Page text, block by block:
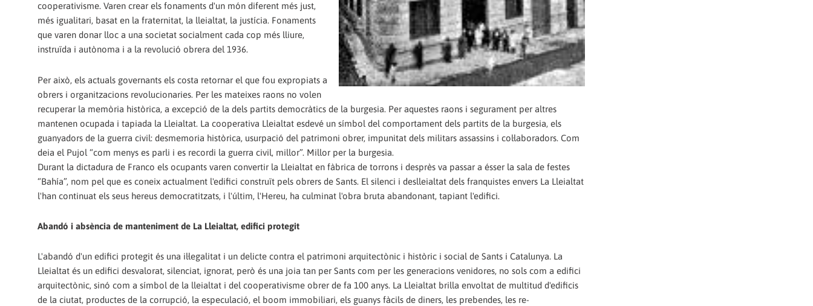
cooperativisme. Varen crear els fonaments d'un món diferent més just,
més igualitari, basat en la fraternitat, la lleialtat, la justícia. Fonaments
que varen donar lloc a una societat socialment cada cop més lliure,
instruïda i autònoma i a la revolució obrera del 1936.
Per això, els actuals governants els costa retornar el que fou expropiats a
obrers i organitzacions revolucionaries. Per les mateixes raons no volen
recuperar la memòria històrica, a excepció de la dels partits democràtics de la burgesia. Per aquestes raons i segurament per altres
mantenen ocupada i tapiada la Lleialtat. La cooperativa Lleialtat esdevé un símbol del comportament dels partits de la burgesia, els
guanyadors de la guerra civil: desmemoria històrica, usurpació del patrimoni obrer, impunitat dels militars assassins i col·laboradors. Com
deia el Pujol “com menys es parli i es recordi la guerra civil, millor”. Millor per la burgesia.
Durant la dictadura de Franco els ocupants varen convertir la Lleialtat en fàbrica de torrons i desprès va passar a ésser la sala de festes
“Bahía”, nom pel que es coneix actualment l'edifici construït pels obrers de Sants. El silenci i deslleialtat dels franquistes envers La Lleialtat
l'han continuat els seus hereus democratitzats, i l'últim, l'Hereu, ha culminat l'obra bruta abandonant, tapiant l'edifici.
Abandó i absència de manteniment de La Lleialtat, edifici protegit
L'abandó d'un edifici protegit és una il·legalitat i un delicte contra el patrimoni arquitectònic i històric i social de Sants i Catalunya. La
Lleialtat és un edifici desvalorat, silenciat, ignorat, però és una joia tan per Sants com per les generacions venidores, no sols com a edifici
arquitectònic, sinó com a símbol de la lleialtat i del cooperativisme obrer de fa 100 anys. La Lleialtat brilla envoltat de multitud d'edificis
de la ciutat, productes de la corrupció, la especulació, el boom immobiliari, els guanys fàcils de diners, les prebendes, les re-